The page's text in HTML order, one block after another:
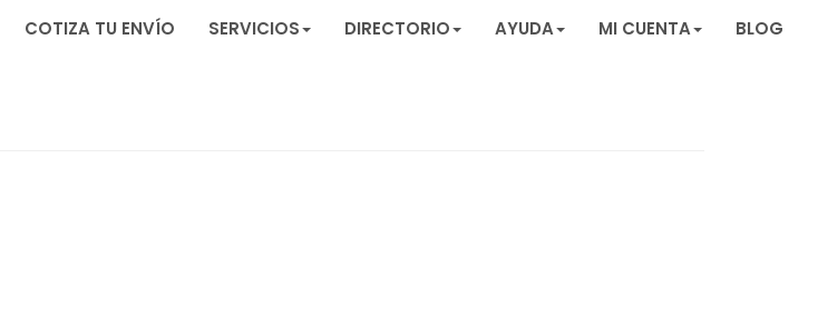
COTIZA TU ENVÍO SERVICIOS DIRECTORIO AYUDA MI CUENTA BLOG